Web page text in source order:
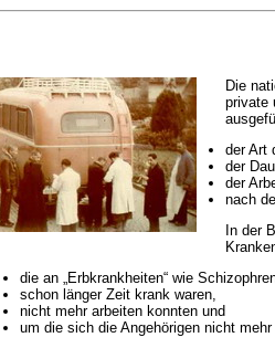
Die
private
der Art
der
der
nach
In der
die an „Erbkrankheiten“ wie
schon länger Zeit krank waren,
nicht mehr arbeiten konnten und
um die sich die Angehörigen nicht mehr